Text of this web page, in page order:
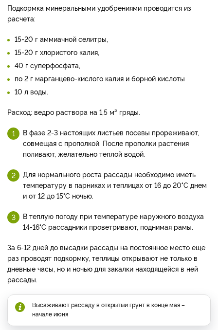
Подкормка минеральными удобрениями проводится из
расчета:
15-20 г аммиачной селитры,
15-20 г хлористого калия,
40 г суперфосфата,
по 2 г марганцево-кислого калия и борной кислоты
10 л воды.
Расход: ведро раствора на 1,5 м² гряды.
В фазе 2-3 настоящих листьев посевы прореживают,
совмещая с прополкой. После прополки растения
поливают, желательно теплой водой.
Для нормального роста рассады необходимо иметь
температуру в парниках и теплицах от 16 до 20°С днем
и от 12 до 15°С ночью.
В теплую погоду при температуре наружного воздуха
14-16°С рассадники проветривают, поднимая рамы.
За 6-12 дней до высадки рассады на постоянное место еще
раз проводят подкормку, теплицы открывают не только в
дневные часы, но и ночью для закалки находящейся в ней
рассады.
Высаживают рассаду в открытый грунт в конце мая –
начале июня